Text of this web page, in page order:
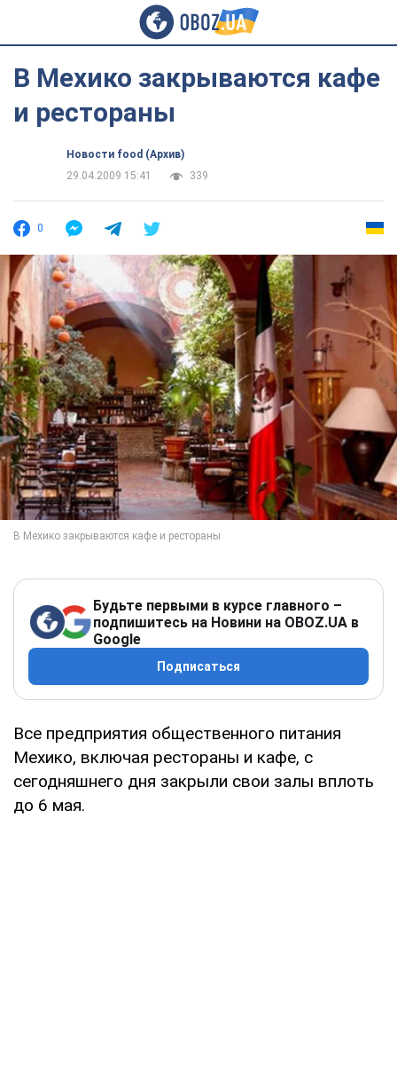
В Мехико закрываются кафе
и рестораны
Новости food (Архив)
29.04.2009 15:41
339
0
Будьте первыми в курсе главного –
подпишитесь на Новини на OBOZ.UA в
Google
Подписаться
Все предприятия общественного питания
Мехико, включая рестораны и кафе, с
сегодняшнего дня закрыли свои залы вплоть
до 6 мая.